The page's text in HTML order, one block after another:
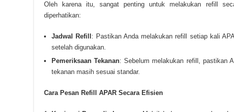
Oleh karena itu, sangat penting untuk melakukan refill
diperhatikan:
Jadwal Refill : Pastikan Anda melakukan refill setiap kali
setelah digunakan.
Pemeriksaan Tekanan: Sebelum melakukan refill, pastikan
tekanan masih sesuai standar.
Cara Pesan Refill APAR Secara Efisien